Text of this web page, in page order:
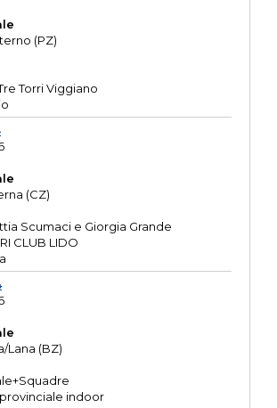
(PZ)
Torri Viggiano
(CZ)
Scumaci e Giorgia Grande
CLUB LIDO
Lana (BZ)
indoor